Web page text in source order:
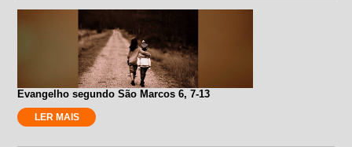
Evangelho segundo São Marcos 6, 7-13
LER MAIS